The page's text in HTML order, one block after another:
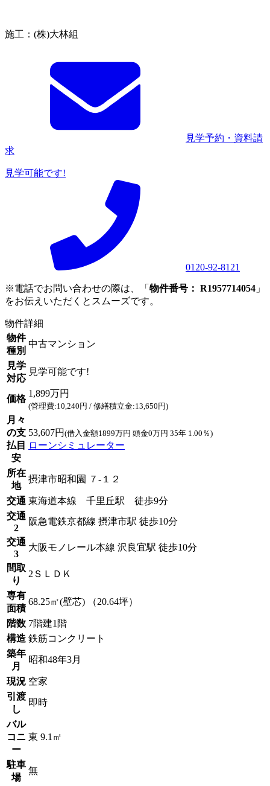
施工：(株)大林組
見学予約・資料請
求
見学可能です!
0120-92-8121
※電話でお問い合わせの際は、「 物件番号： R1957714054 」
をお伝えいただくとスムーズです。
物件詳細
物件
種別
中古マンション
見学
対応
見学可能です!
価格
1,899万円
(管理費:10,240円 / 修繕積立金:13,650円)
月々
の支
払目
安
53,607円 (借入金額1899万円 頭金0万円 35年 1.00％)
ローンシミュレーター
所在
地
摂津市昭和園 ７-１２
交通 東海道本線 千里丘駅 徒歩9分
交通
2
阪急電鉄京都線 摂津市駅 徒歩10分
交通
3
大阪モノレール本線 沢良宜駅 徒歩10分
間取
り
2ＳＬＤＫ
専有
面積
68.25㎡(壁芯) （20.64坪）
階数 7階建1階
構造 鉄筋コンクリート
築年
月
昭和48年3月
現況 空家
引渡
し
即時
バル
コニ
ー
東 9.1㎡
駐車
場
無